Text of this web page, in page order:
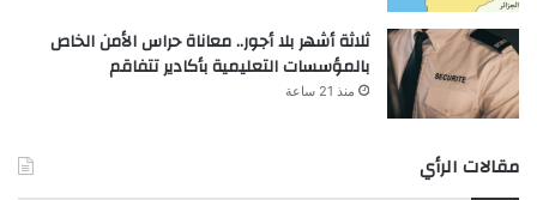
ثلاثة أشهر بلا أجور.. معاناة حراس الأمن الخاص
بالمؤسسات التعليمية بأكادير تتفاقم
منذ 21 ساعة
مقالات الرأي